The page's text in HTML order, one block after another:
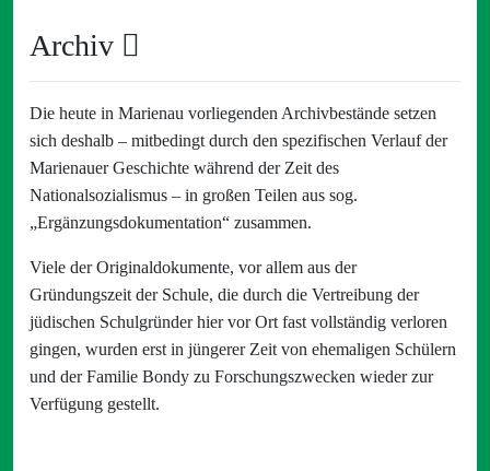
Archiv
Die heute in Marienau vorliegenden Archivbestände setzen
sich deshalb – mitbedingt durch den spezifischen Verlauf der
Marienauer Geschichte während der Zeit des
Nationalsozialismus – in großen Teilen aus sog.
„Ergänzungsdokumentation“ zusammen.
Viele der Originaldokumente, vor allem aus der
Gründungszeit der Schule, die durch die Vertreibung der
jüdischen Schulgründer hier vor Ort fast vollständig verloren
gingen, wurden erst in jüngerer Zeit von ehemaligen Schülern
und der Familie Bondy zu Forschungszwecken wieder zur
Verfügung gestellt.